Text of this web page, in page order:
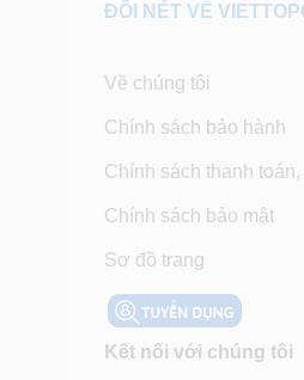
ĐÔI NÉT VỀ
Về chúng tôi
Chính sách bảo hành
Chính sách thanh
Chính sách bảo mật
Sơ đồ trang
Kết nối với chúng tôi